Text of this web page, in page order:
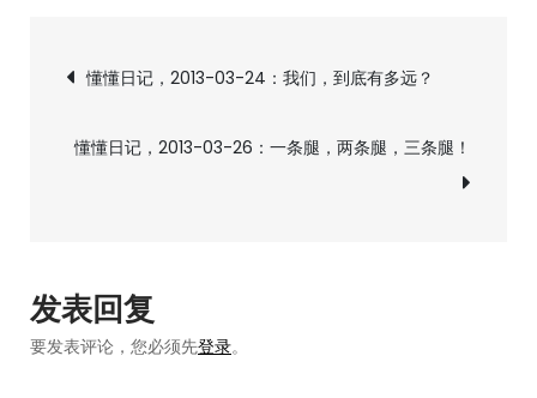
03-
25：
文
章
懂懂日记，2013-03-24：我们，到底有多远？
懂懂日记，2013-03-26：一条腿，两条腿，三条腿！
发表回复
要发表评论，您必须先登录。